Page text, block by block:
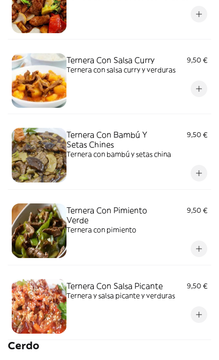
Ternera Con Salsa Curry
9,50 €
Ternera con salsa curry y verduras
Ternera Con Bambú Y
Setas Chines
9,50 €
Ternera con bambú y setas china
Ternera Con Pimiento
Verde
9,50 €
Ternera con pimiento
Ternera Con Salsa Picante
9,50 €
Ternera y salsa picante y verduras
Cerdo